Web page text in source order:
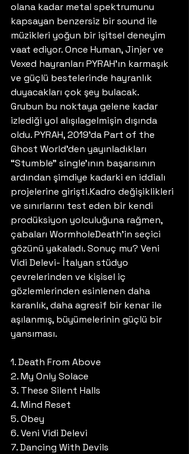
olana kadar metal spektrumunu
kapsayan benzersiz bir sound ile
müzikleri yoğun bir işitsel deneyim
vaat ediyor. Once Human, Jinjer ve
Vexed hayranları PYRAH’ın karmaşık
ve güçlü bestelerinde hayranlık
duyacakları çok şey bulacak.
Grubun bu noktaya gelene kadar
izlediği yol alışılagelmişin dışında
oldu. PYRAH, 2019’da Part of the
Ghost World’den yayınladıkları
“Stumble” single’ının başarısının
ardından şimdiye kadarki en iddialı
projelerine girişti.Kadro değişiklikleri
ve sınırlarını test eden bir kendi
prodüksiyon yolculuğuna rağmen,
çabaları WormholeDeath’in seçici
gözünü yakaladı. Sonuç mu? Veni
Vidi Delevi- İtalyan stüdyo
çevrelerinden ve kişisel iç
gözlemlerinden esinlenen daha
karanlık, daha agresif bir kenar ile
aşılanmış, büyümelerinin güçlü bir
yansıması.
1. Death From Above
2. My Only Solace
3. These Silent Halls
4. Mind Reset
5. Obey
6. Veni Vidi Delevi
7. Dancing With Devils